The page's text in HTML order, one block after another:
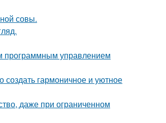
совы.
программным управлением
гармоничное и уютное
даже при ограниченном